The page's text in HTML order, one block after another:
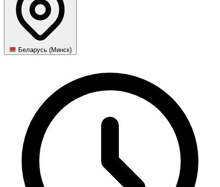
Беларусь (Минск)